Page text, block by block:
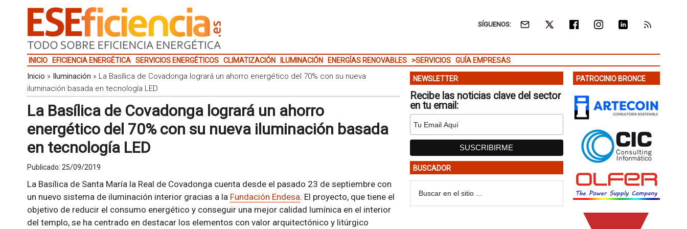
SÍGUENOS:
INICIO EFICIENCIA ENERGÉTICA SERVICIOS ENERGÉTICOS CLIMATIZACIÓN ILUMINACIÓN ENERGÍAS RENOVABLES >SERVICIOS GUÍA EMPRESAS
Inicio » Iluminación » La Basílica de Covadonga logrará un ahorro energético del 70% con su nueva
iluminación basada en tecnología LED
La Basílica de Covadonga logrará un ahorro
energético del 70% con su nueva iluminación basada
en tecnología LED
Publicado: 25/09/2019
La Basílica de Santa María la Real de Covadonga cuenta desde el pasado 23 de septiembre con
un nuevo sistema de iluminación interior gracias a la Fundación Endesa. El proyecto, que tiene el
objetivo de reducir el consumo energético y conseguir una mejor calidad lumínica en el interior
del templo, se ha centrado en destacar los elementos con valor arquitectónico y litúrgico
NEWSLETTER
Recibe las noticias clave del sector
en tu email:
BUSCADOR
PATROCINIO BRONCE